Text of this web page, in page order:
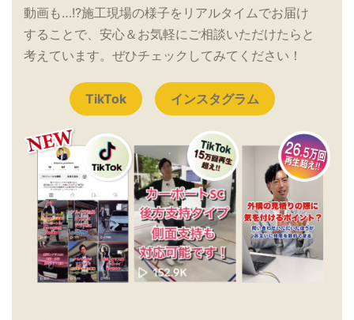
動画も…!?施工現場の様子をリアルタイムでお届け
することで、安心＆お気軽にご相談いただけたらと
考えています。ぜひチェックしてみてください！
TikTok インスタグラム